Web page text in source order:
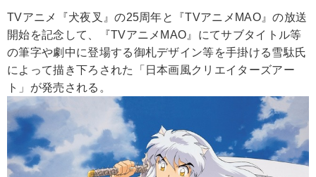
TVアニメ『犬夜叉』の25周年と『TVアニメMAO』の放送
開始を記念して、『TVアニメMAO』にてサブタイトル等
の筆字や劇中に登場する御札デザイン等を手掛ける雪駄氏
によって描き下ろされた「日本画風クリエイターズアー
ト」が発売される。